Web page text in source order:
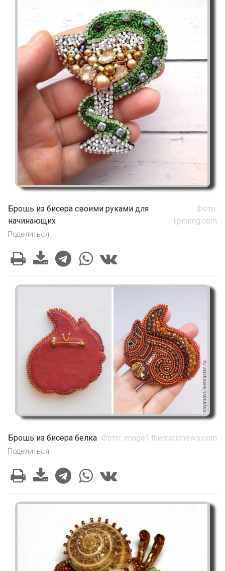
Брошь из бисера своими руками для
начинающих
Фото:
i.pinimg.com
Поделиться:
Брошь из бисера белка Фото: image1.thematicnews.com
Поделиться: